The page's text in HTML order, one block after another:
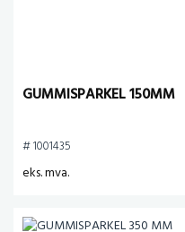
GUMMISPARKEL 150MM
# 1001435
eks. mva.